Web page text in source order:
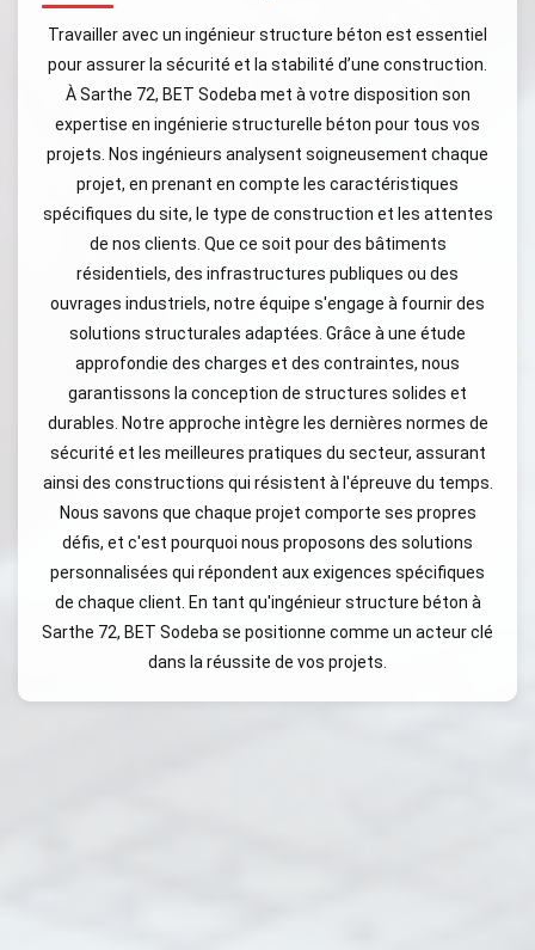
Travailler avec un ingénieur structure béton est essentiel
pour assurer la sécurité et la stabilité d’une construction.
À Sarthe 72, BET Sodeba met à votre disposition son
expertise en ingénierie structurelle béton pour tous vos
projets. Nos ingénieurs analysent soigneusement chaque
projet, en prenant en compte les caractéristiques
spécifiques du site, le type de construction et les attentes
de nos clients. Que ce soit pour des bâtiments
résidentiels, des infrastructures publiques ou des
ouvrages industriels, notre équipe s'engage à fournir des
solutions structurales adaptées. Grâce à une étude
approfondie des charges et des contraintes, nous
garantissons la conception de structures solides et
durables. Notre approche intègre les dernières normes de
sécurité et les meilleures pratiques du secteur, assurant
ainsi des constructions qui résistent à l'épreuve du temps.
Nous savons que chaque projet comporte ses propres
défis, et c'est pourquoi nous proposons des solutions
personnalisées qui répondent aux exigences spécifiques
de chaque client. En tant qu'ingénieur structure béton à
Sarthe 72, BET Sodeba se positionne comme un acteur clé
dans la réussite de vos projets.